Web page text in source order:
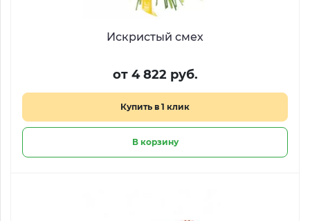
Искристый смех
от 4 822 руб.
Купить в 1 клик
В корзину